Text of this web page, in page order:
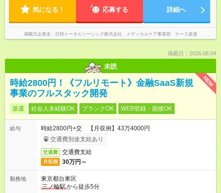
気になる！ 応募する 詳細へ
掲載元企業名 日研トータルソーシング株式会社 メディカルケア事業部 ナース派遣
掲載日：2026.08.04
未読
NEW
時給2800円！《フルリモート》金融SaaS新規
事業のフルスタック開発
派遣 社会人未経験OK ブランクOK WEB登録・面接OK
給与
時給2800円+交 【月収例】43万4000円
交通費別途支給あり
交通費 交通費支給
月収例 30万円～
勤務地
東京都台東区
三ノ輪駅から徒歩5分